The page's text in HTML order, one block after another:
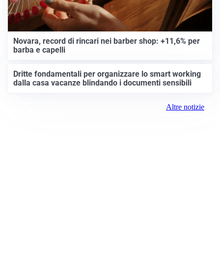
Novara, record di rincari nei barber shop: +11,6% per
barba e capelli
Dritte fondamentali per organizzare lo smart working
dalla casa vacanze blindando i documenti sensibili
Altre notizie